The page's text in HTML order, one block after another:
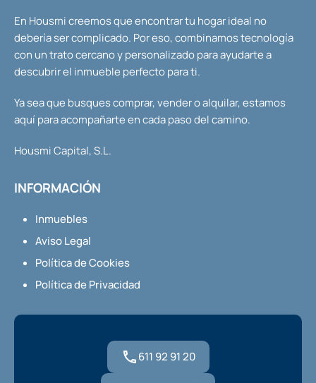
En Housmi creemos que encontrar tu hogar ideal no
debería ser complicado. Por eso, combinamos tecnología
con un trato cercano y personalizado para ayudarte a
descubrir el inmueble perfecto para ti.
Ya sea que busques comprar, vender o alquilar, estamos
aquí para acompañarte en cada paso del camino.
Housmi Capital, S.L.
INFORMACIÓN
Inmuebles
Aviso Legal
Política de Cookies
Política de Privacidad
611 92 91 20